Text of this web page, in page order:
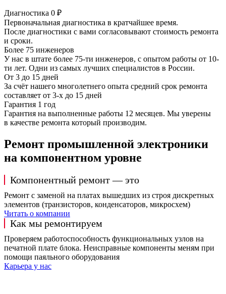
Диагностика 0 ₽
Первоначальная диагностика в кратчайшее время.
После диагностики с вами согласовывают стоимость ремонта
и сроки.
Более 75 инженеров
У нас в штате более 75-ти инженеров, с опытом работы от 10-
ти лет. Одни из самых лучших специалистов в России.
От 3 до 15 дней
За счёт нашего многолетнего опыта средний срок ремонта
составляет от 3-х до 15 дней
Гарантия 1 год
Гарантия на выполненные работы 12 месяцев. Мы уверены
в качестве ремонта который производим.
Ремонт промышленной электроники
на компонентном уровне
Компонентный ремонт — это
Ремонт с заменой на платах вышедших из строя дискретных
элементов (транзисторов, конденсаторов, микросхем)
Читать о компании
Как мы ремонтируем
Проверяем работоспособность функциональных узлов на
печатной плате блока. Неисправные компоненты меням при
помощи паяльного оборудования
Карьера у нас